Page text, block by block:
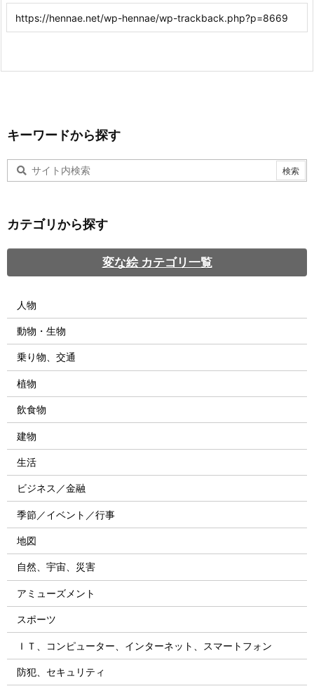
キーワードから探す
カテゴリから探す
変な絵 カテゴリ一覧
人物
動物・生物
乗り物、交通
植物
飲食物
建物
生活
ビジネス／金融
季節／イベント／行事
地図
自然、宇宙、災害
アミューズメント
スポーツ
ＩＴ、コンピューター、インターネット、スマートフォン
防犯、セキュリティ